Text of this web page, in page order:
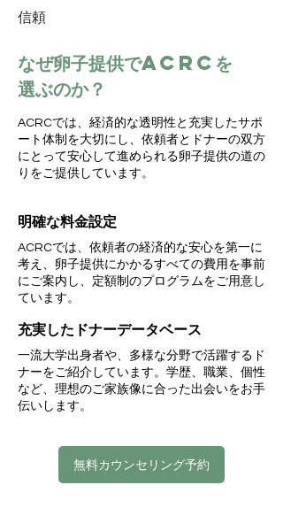
信頼
なぜ卵子提供でACRCを
選ぶのか？
ACRCでは、経済的な透明性と充実したサポ
ート体制を大切にし、依頼者とドナーの双方
にとって安心して進められる卵子提供の道の
りをご提供しています。
明確な料金設定
ACRCでは、依頼者の経済的な安心を第一に
考え、卵子提供にかかるすべての費用を事前
にご案内し、定額制のプログラムをご用意し
ています。
充実したドナーデータベース
一流大学出身者や、多様な分野で活躍するド
ナーをご紹介しています。学歴、職業、個性
など、理想のご家族像に合った出会いをお手
伝いします。
無料カウンセリング予約